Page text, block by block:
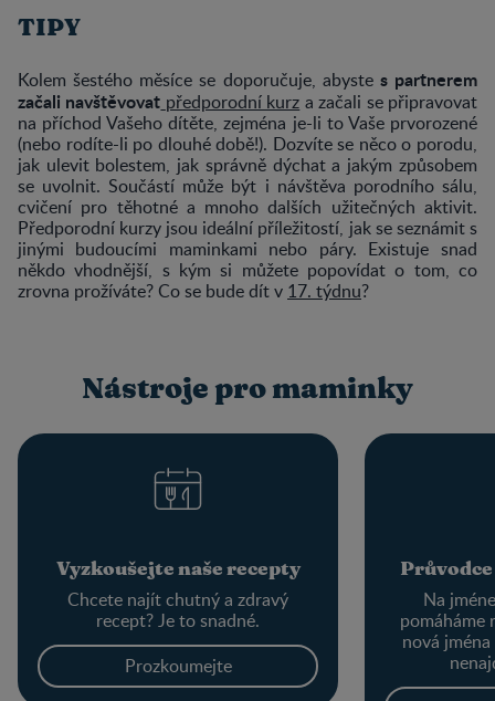
TIPY
Kolem šestého měsíce se doporučuje, abyste s partnerem
začali navštěvovat předporodní kurz a začali se připravovat
na příchod Vašeho dítěte, zejména je-li to Vaše prvorozené
(nebo rodíte-li po dlouhé době!). Dozvíte se něco o porodu,
jak ulevit bolestem, jak správně dýchat a jakým způsobem
se uvolnit. Součástí může být i návštěva porodního sálu,
cvičení pro těhotné a mnoho dalších užitečných aktivit.
Předporodní kurzy jsou ideální příležitostí, jak se seznámit s
jinými budoucími maminkami nebo páry. Existuje snad
někdo vhodnější, s kým si můžete popovídat o tom, co
zrovna prožíváte? Co se bude dít v 17. týdnu?
Nástroje pro maminky
Vyzkoušejte naše recepty
Chcete najít chutný a zdravý
recept? Je to snadné.
Prozkoumejte
Na
pomáháme
nová